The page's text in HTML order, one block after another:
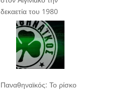
δεκαετία του 1980
Παναθηναϊκός: Το ρίσκο